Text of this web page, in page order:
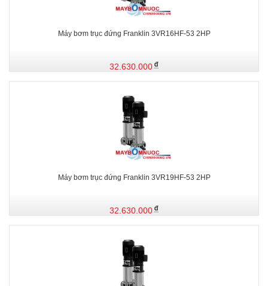
Máy bơm trục đứng Franklin 3VR16HF-53 2HP
32.630.000
Máy bơm trục đứng Franklin 3VR19HF-53 2HP
32.630.000